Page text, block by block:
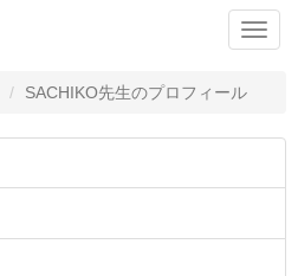
SACHIKO先生のプロフィール